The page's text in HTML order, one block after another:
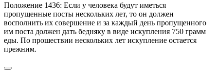
Положение 1436: Если у человека будут иметься
пропущенные посты нескольких лет, то он должен
восполнить их совершение и за каждый день пропущенного
им поста должен дать бедняку в виде искупления 750 грамм
еды. По прошествии нескольких лет искупление остается
прежним.